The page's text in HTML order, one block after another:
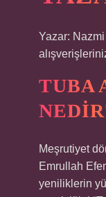
Yazar:
TUBA
Meşrutiyet
Emrullah
yeniliklerin